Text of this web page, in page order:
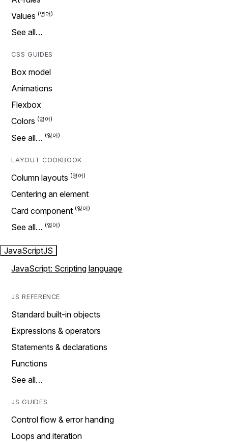
Values
See all…
CSS GUIDES
Box model
Animations
Flexbox
Colors
See all…
LAYOUT COOKBOOK
Column layouts
Centering an element
Card component
See all…
JavaScriptJS
JavaScript: Scripting language
JS REFERENCE
Standard built-in objects
Expressions & operators
Statements & declarations
Functions
See all…
JS GUIDES
Control flow & error handing
Loops and iteration